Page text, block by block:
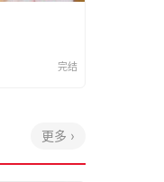
完结
更多 ›